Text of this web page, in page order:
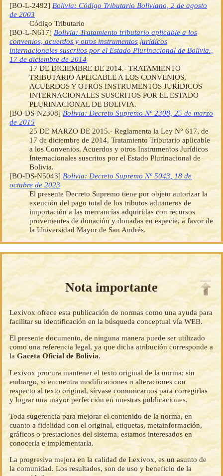
[BO-L-2492] Bolivia: Código Tributario Boliviano, 2 de agosto
de 2003
Código Tributario
[BO-L-N617] Bolivia: Tratamiento tributario aplicable a los
convenios, acuerdos y otros instrumentos jurídicos
internacionales suscritos por el Estado Plurinacional de Bolivia.,
17 de diciembre de 2014
17 DE DICIEMBRE DE 2014.- TRATAMIENTO
TRIBUTARIO APLICABLE A LOS CONVENIOS,
ACUERDOS Y OTROS INSTRUMENTOS JURÍDICOS
INTERNACIONALES SUSCRITOS POR EL ESTADO
PLURINACIONAL DE BOLIVIA.
[BO-DS-N2308] Bolivia: Decreto Supremo Nº 2308, 25 de marzo
de 2015
25 DE MARZO DE 2015.- Reglamenta la Ley N° 617, de
17 de diciembre de 2014, Tratamiento Tributario aplicable
a los Convenios, Acuerdos y otros Instrumentos Jurídicos
Internacionales suscritos por el Estado Plurinacional de
Bolivia.
[BO-DS-N5043] Bolivia: Decreto Supremo Nº 5043, 18 de
octubre de 2023
El presente Decreto Supremo tiene por objeto autorizar la
exención del pago total de los tributos aduaneros de
importación a las mercancías adquiridas con recursos
provenientes de donación y donadas en especie, a favor de
la Universidad Mayor de San Andrés.
Nota importante
Lexivox ofrece esta publicación de normas como una ayuda para
facilitar su identificación en la búsqueda conceptual vía WEB.
El presente documento, de ninguna manera puede ser utilizado
como una referencia legal, ya que dicha atribución corresponde a
laGaceta Oficial de Bolivia.
Lexivox procura mantener el texto original de la norma; sin
embargo, si encuentra modificaciones o alteraciones con
respecto al texto original, sírvase comunicarnos para corregirlas
y lograr una mayor perfección en nuestras publicaciones.
Toda sugerencia para mejorar el contenido de la norma, en
cuanto a fidelidad con el original, etiquetas, metainformación,
gráficos o prestaciones del sistema, estamos interesados en
conocerla e implementarla.
La progresiva mejora en la calidad de Lexivox, es un asunto de
la comunidad. Los resultados, son de uso y beneficio de la